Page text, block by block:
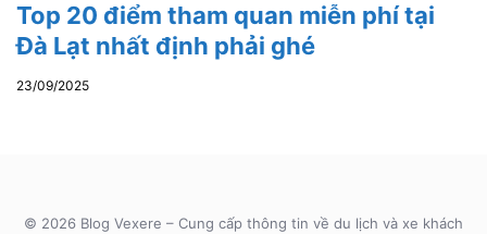
Top 20 điểm tham quan miễn phí tại
Đà Lạt nhất định phải ghé
23/09/2025
© 2026 Blog Vexere – Cung cấp thông tin về du lịch và xe khách